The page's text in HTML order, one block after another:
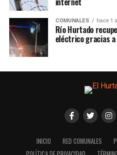
COMUNALES hace 1
Río Hurtado
eléctrico gracias a
INICIO RED COMUNALES